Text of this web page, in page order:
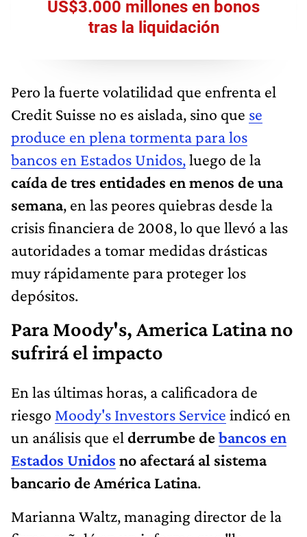
US$3.000 millones en bonos
tras la liquidación
Pero la fuerte volatilidad que enfrenta el
Credit Suisse no es aislada, sino que se
produce en plena tormenta para los
bancos en Estados Unidos,luego de la
caída de tres entidades en menos de una
semana, en las peores quiebras desde la
crisis financiera de 2008, lo que llevó a las
autoridades a tomar medidas drásticas
muy rápidamente para proteger los
depósitos.
Para Moody's, America Latina no
sufrirá el impacto
En las últimas horas, a calificadora de
riesgo Moody's Investors Service indicó en
un análisis que el derrumbe debancos en
Estados Unidos no afectará al sistema
bancario de América Latina.
Marianna Waltz, managing director de la